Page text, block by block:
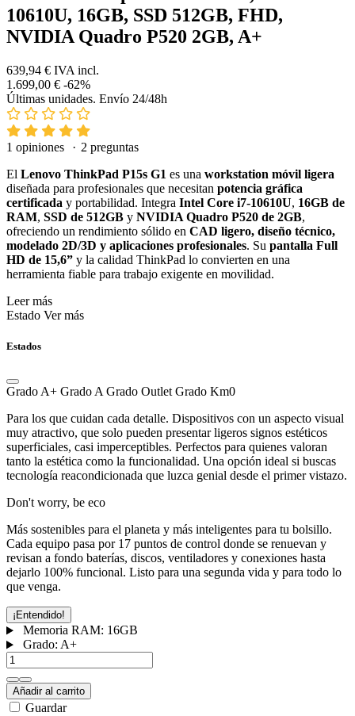
10610U, 16GB, SSD 512GB, FHD,
NVIDIA Quadro P520 2GB, A+
639,94 € IVA incl.
1.699,00 € -62%
Últimas unidades. Envío 24/48h
1 opiniones · 2 preguntas
El Lenovo ThinkPad P15s G1 es una workstation móvil ligera
diseñada para profesionales que necesitan potencia gráfica
certificada y portabilidad. Integra Intel Core i7-10610U, 16GB de
RAM, SSD de 512GB y NVIDIA Quadro P520 de 2GB,
ofreciendo un rendimiento sólido en CAD ligero, diseño técnico,
modelado 2D/3D y aplicaciones profesionales. Su pantalla Full
HD de 15,6” y la calidad ThinkPad lo convierten en una
herramienta fiable para trabajo exigente en movilidad.
Leer más
Estado Ver más
Estados
Grado A+ Grado A Grado Outlet Grado Km0
Para los que cuidan cada detalle. Dispositivos con un aspecto visual
muy atractivo, que solo pueden presentar ligeros signos estéticos
superficiales, casi imperceptibles. Perfectos para quienes valoran
tanto la estética como la funcionalidad. Una opción ideal si buscas
tecnología reacondicionada que luzca genial desde el primer vistazo.
Don't worry, be eco
Más sostenibles para el planeta y más inteligentes para tu bolsillo.
Cada equipo pasa por 17 puntos de control donde se renuevan y
revisan a fondo baterías, discos, ventiladores y conexiones hasta
dejarlo 100% funcional. Listo para una segunda vida y para todo lo
que venga.
¡Entendido!
Memoria RAM: 16GB
Grado: A+
Añadir al carrito
Guardar